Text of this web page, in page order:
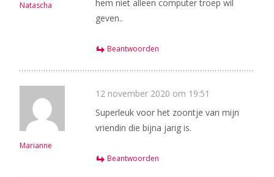
Natascha
hem niet alleen computer troep wil
geven..
Beantwoorden
Marianne
12 november 2020 om 19:51
Superleuk voor het zoontje van mijn
vriendin die bijna jarig is.
Beantwoorden